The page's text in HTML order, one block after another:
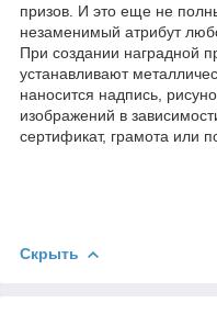
призов. И это еще не
незаменимый атрибут
При создании наградной
устанавливают
наносится надпись,
изображений в
сертификат, грамота или
Скрыть